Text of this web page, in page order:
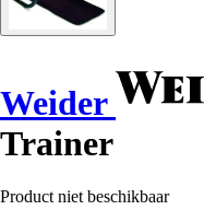
Weider
Trainer
Product niet beschikbaar